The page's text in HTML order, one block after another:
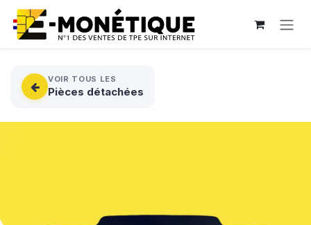
Se rendre au contenu
VOIR TOUS LES
Pièces détachées